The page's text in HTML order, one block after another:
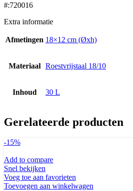
#:720016
Extra informatie
Afmetingen 18×12 cm (Øxh)
Materiaal Roestvrijstaal 18/10
Inhoud 30 L
Gerelateerde producten
-15%
Add to compare
Snel bekijken
Voeg toe aan favorieten
Toevoegen aan winkelwagen